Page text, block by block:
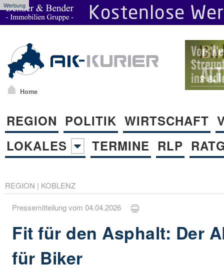
Werbung
Home
REGION POLITIK WIRTSCHAFT
LOKALES
TERMINE RLP
REGION | KOBLENZ
Pressemitteilung vom 04.04.2026
Fit für den Asphalt: Der
für Biker